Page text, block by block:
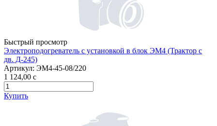
Быстрый просмотр
Электроподогреватель с установкой в блок ЭМ4 (Трактор с
дв. Д-245)
Артикул: ЭМ4-45-08/220
1 124,00 c
Купить